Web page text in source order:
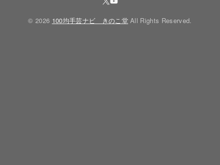
© 2026 100均手芸ナビ きのこ堂All Rights Reserved.